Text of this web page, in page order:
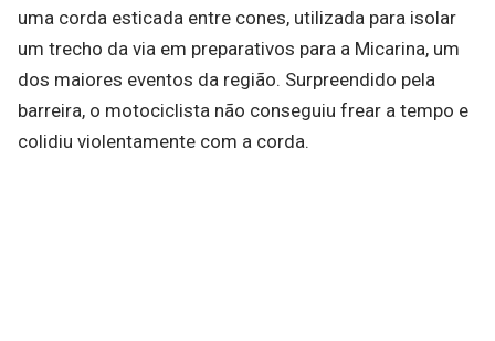
uma corda esticada entre cones, utilizada para isolar
um trecho da via em preparativos para a Micarina, um
dos maiores eventos da região. Surpreendido pela
barreira, o motociclista não conseguiu frear a tempo e
colidiu violentamente com a corda.